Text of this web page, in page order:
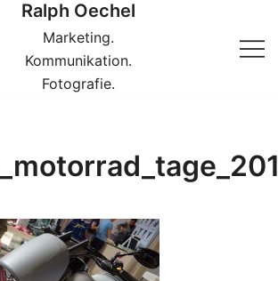
Ralph Oechel
Marketing.
Kommunikation.
Fotografie.